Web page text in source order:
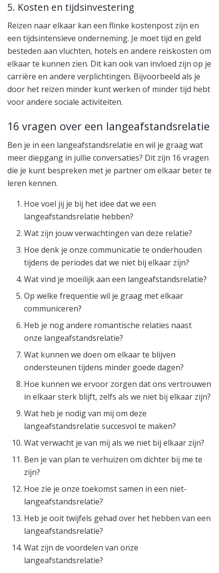
5. Kosten en tijdsinvestering
Reizen naar elkaar kan een flinke kostenpost zijn en
een tijdsintensieve onderneming. Je moet tijd en geld
besteden aan vluchten, hotels en andere reiskosten om
elkaar te kunnen zien. Dit kan ook van invloed zijn op je
carrière en andere verplichtingen. Bijvoorbeeld als je
door het reizen minder kunt werken of minder tijd hebt
voor andere sociale activiteiten.
16 vragen over een langeafstandsrelatie
Ben je in een langeafstandsrelatie en wil je graag wat
meer diepgang in jullie conversaties? Dit zijn 16 vragen
die je kunt bespreken met je partner om elkaar beter te
leren kennen.
Hoe voel jij je bij het idee dat we een
langeafstandsrelatie hebben?
Wat zijn jouw verwachtingen van deze relatie?
Hoe denk je onze communicatie te onderhouden
tijdens de periodes dat we niet bij elkaar zijn?
Wat vind je moeilijk aan een langeafstandsrelatie?
Op welke frequentie wil je graag met elkaar
communiceren?
Heb je nog andere romantische relaties naast
onze langeafstandsrelatie?
Wat kunnen we doen om elkaar te blijven
ondersteunen tijdens minder goede dagen?
Hoe kunnen we ervoor zorgen dat ons vertrouwen
in elkaar sterk blijft, zelfs als we niet bij elkaar zijn?
Wat heb je nodig van mij om deze
langeafstandsrelatie succesvol te maken?
Wat verwacht je van mij als we niet bij elkaar zijn?
Ben je van plan te verhuizen om dichter bij me te
zijn?
Hoe zie je onze toekomst samen in een niet-
langeafstandsrelatie?
Heb je ooit twijfels gehad over het hebben van een
langeafstandsrelatie?
Wat zijn de voordelen van onze
langeafstandsrelatie?